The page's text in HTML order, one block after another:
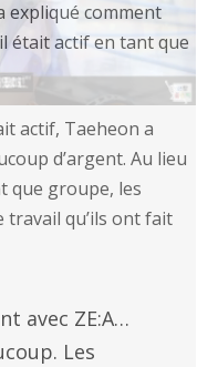
expliqué comment
était actif en tant que
actif, Taeheon a
d’argent. Au lieu
que groupe, les
qu’ils ont fait
avec ZE:A…
Les